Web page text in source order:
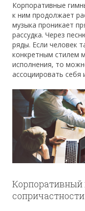
Корпоративные
к ним продолжает
музыка проникает
рассудка. Через
ряды. Если человек
конкретным стилем
исполнения, то
ассоциировать себя
Корпоративный
сопричастности